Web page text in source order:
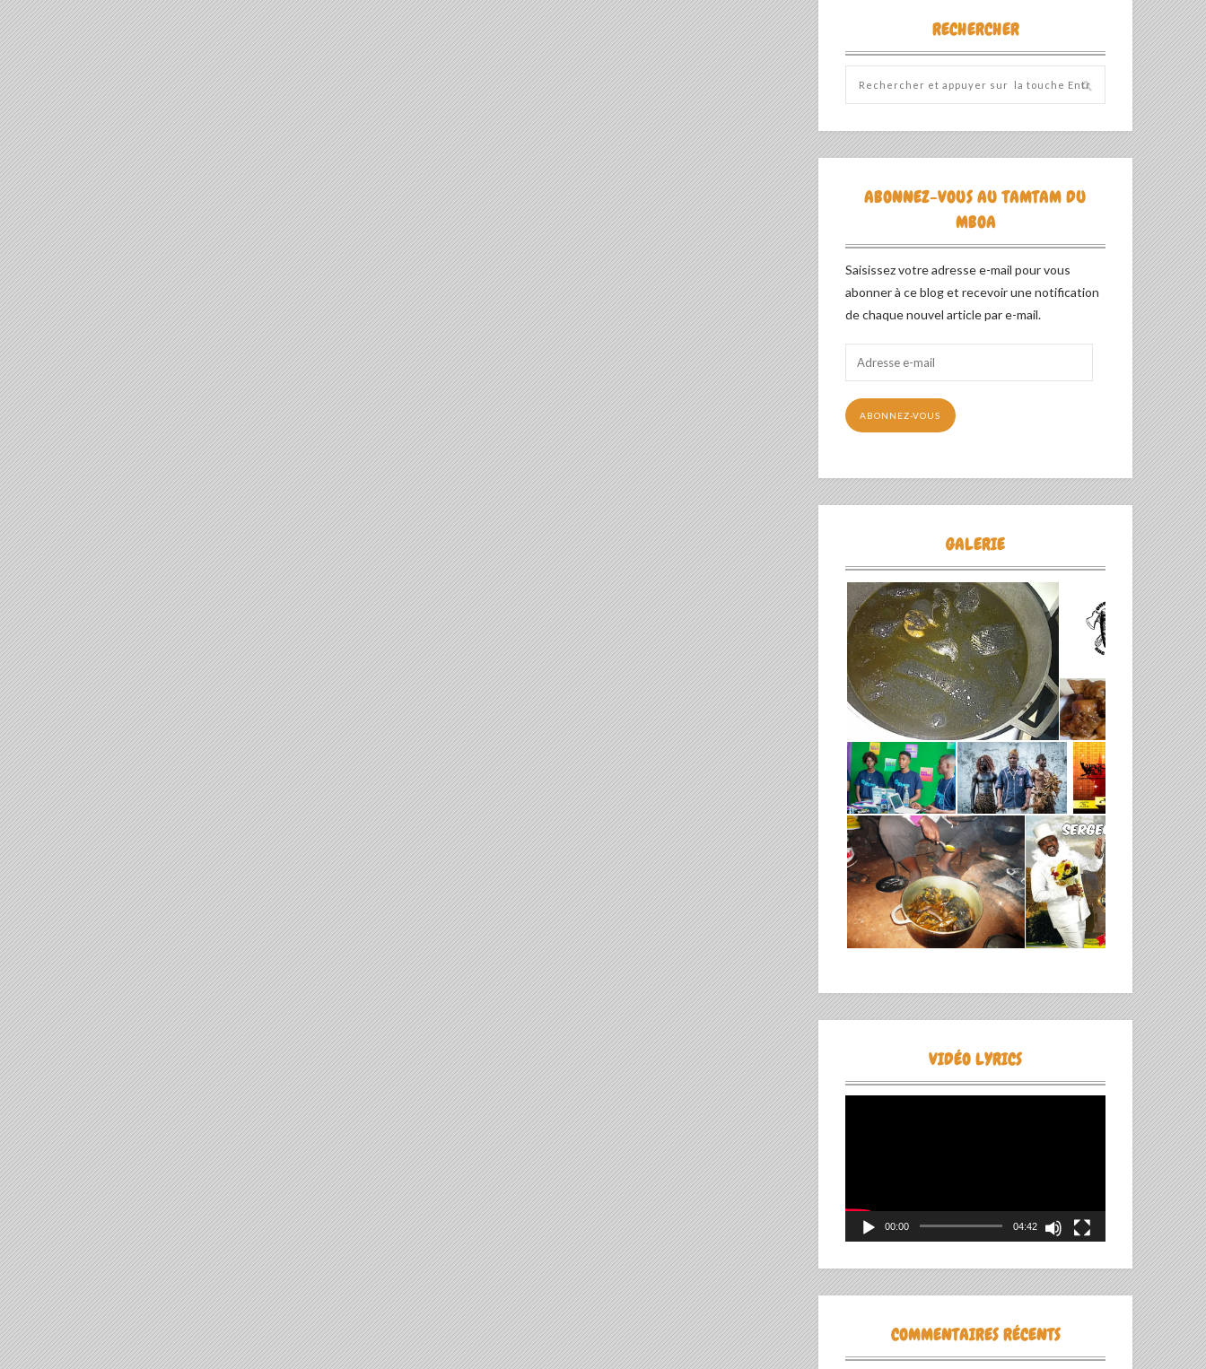
RECHERCHER
ABONNEZ-VOUS AU TAMTAM DU
MBOA
Saisissez votre adresse e-mail pour vous
abonner à ce blog et recevoir une notification
de chaque nouvel article par e-mail.
mail
ABONNEZ-VOUS
GALERIE
VIDÉO LYRICS
00:00 04:42
COMMENTAIRES RÉCENTS